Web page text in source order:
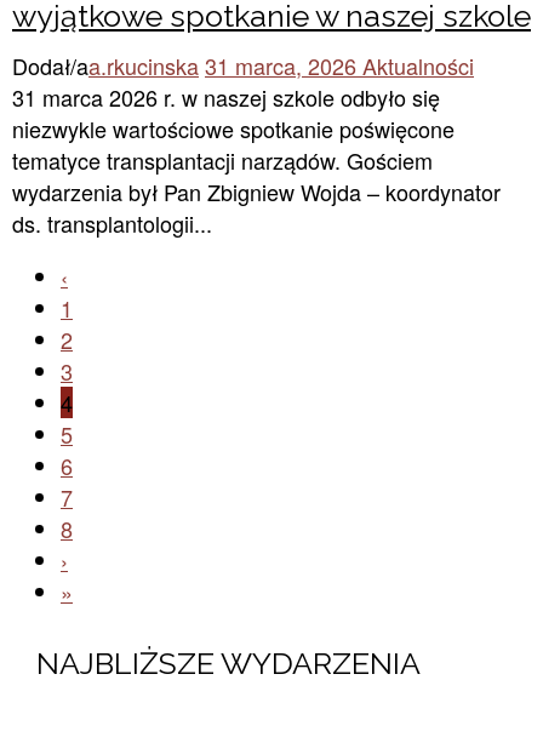
wyjątkowe spotkanie w naszej szkole
Dodał/aa.rkucinska31 marca, 2026Aktualności
31 marca 2026 r. w naszej szkole odbyło się
niezwykle wartościowe spotkanie poświęcone
tematyce transplantacji narządów. Gościem
wydarzenia był Pan Zbigniew Wojda – koordynator
ds. transplantologii...
‹
1
2
3
4
5
6
7
8
›
»
NAJBLIŻSZE WYDARZENIA